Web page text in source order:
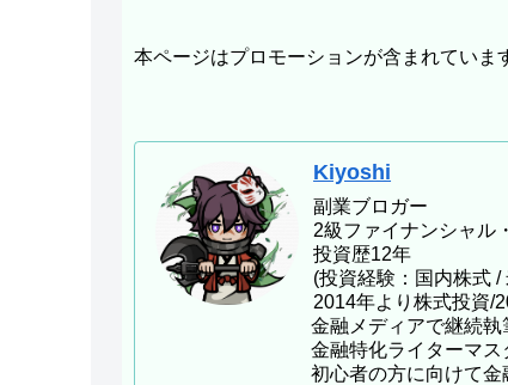
本ページはプロモーションが含まれていま
Kiyoshi
副業ブロガー
2級ファイナンシャル
投資歴12年
(投資経験：国内株式 /
2014年より株式投資/
金融メディアで継続執
金融特化ライターマス
初心者の方に向けて金